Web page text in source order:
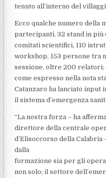
tenuto all’interno del
Ecco qualche numero della
partecipanti, 32 stand in più
comitati scientifici, 110
workshop, 153 persone tra
sessione, oltre 200 relatori;
come espresso nella nota
Catanzaro ha lanciato
il sistema d’emergenza
“La nostra forza – ha
direttore della centrale
d’Elisoccorso della
dalla
formazione sia per gli
non solo; il settore